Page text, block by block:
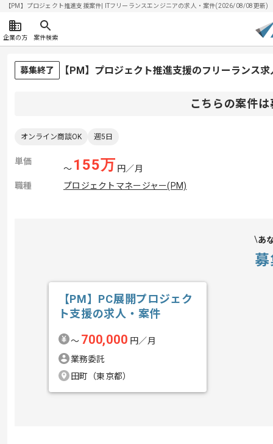
【PM】プロジェクト推進支援案件| ITフリーランスエンジニアの求人・案件(2026/08/08更新)
企業の方 案件検索
募集終了 【PM】プロジェクト推進支援のフリーランス
こちらの案件
オンライン商談OK 週5日
単価
〜 155万 円／月
職種
プロジェクトマネージャー(PM)
あ
【PM】PC展開プロジェク
ト支援の求人・案件
〜 700,000 円／月
業務委託
田町（東京都）